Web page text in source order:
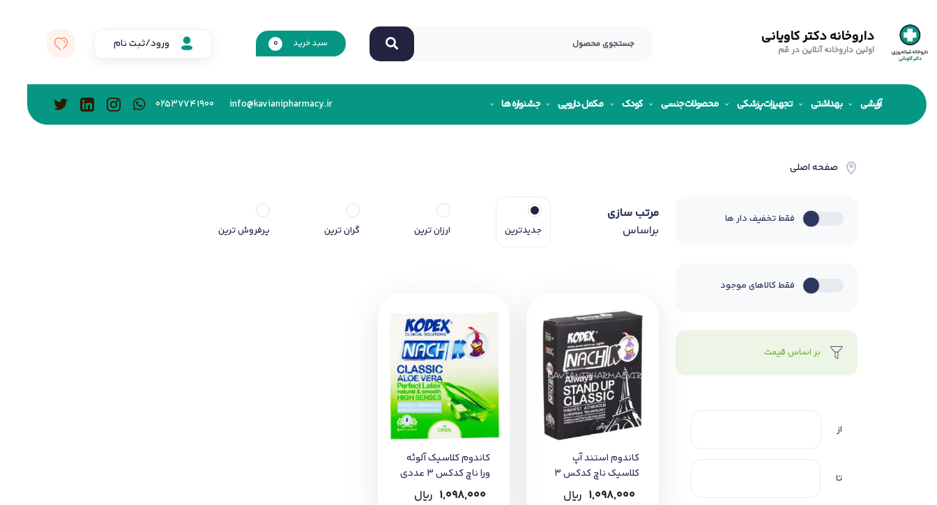
داروخانه دکتر کاویانی
اولین داروخانه آنلاین در قم
سبد خرید 0 ورود/ثبت نام
آرایشی بهداشتی تجهیزات پزشکی محصولات جنسی کودک مکمل دارویی جشنواره ها info@kavianipharmacy.ir
02537741900
صفحه اصلی
فقط تخفیف دار ها
فقط کالاهای موجود
بر اساس قیمت
از
تا
مرتب سازی
براساس
جدیدترین ارزان ترین گران ترین پرفروش ترین
کاندوم استند آپ
کلاسیک ناچ کدکس 3
عددی
1,098,000 ﷼
کاندوم کلاسیک آلوئه
ورا ناچ کدکس 3 عددی
1,098,000 ﷼